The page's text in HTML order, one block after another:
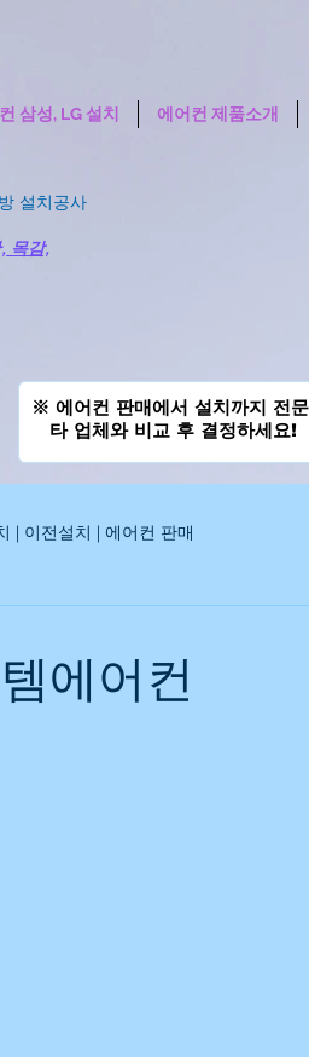
삼성, LG 설치 에어컨 제품소개
설치공사
목감,
※ 에어컨 판매에서 설치까지 전
타 업체와 비교 후 결정하세요!
| 이전설치 | 에어컨 판매
어컨설치|삼성시스템에어컨설치 | 이전
에어컨